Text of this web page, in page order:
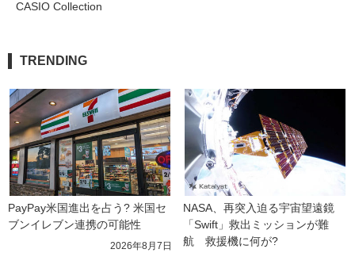
CASIO Collection
TRENDING
PayPay米国進出を占う? 米国セ
ブンイレブン連携の可能性
2026年8月7日
NASA、再突入迫る宇宙望遠鏡
「Swift」救出ミッションが難
航　救援機に何が?